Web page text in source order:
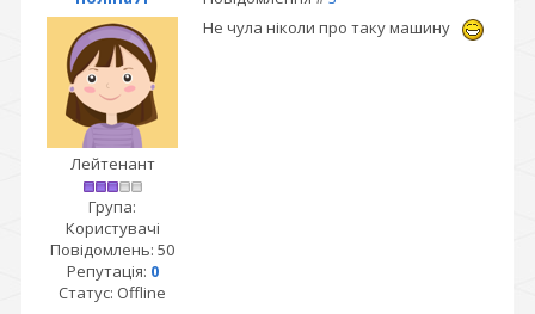
Лейтенант
Група:
Користувачі
Повідомлень: 50
Репутація: 0
Статус: Offline
Не чула ніколи про таку машину